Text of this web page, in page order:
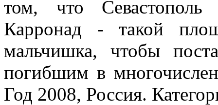
том, что
Карронад - такой
мальчишка, чтобы
погибшим в
Год 2008, Россия.